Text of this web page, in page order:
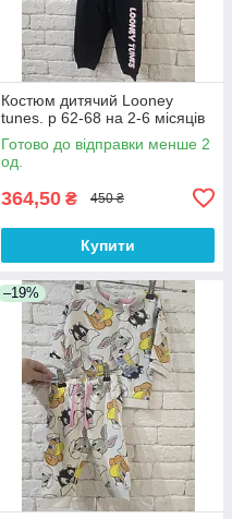
Костюм дитячий Looney
tunes. р 62-68 на 2-6 місяців
Готово до відправки менше 2
од.
364,50 ₴ 450 ₴
Купити
–19%